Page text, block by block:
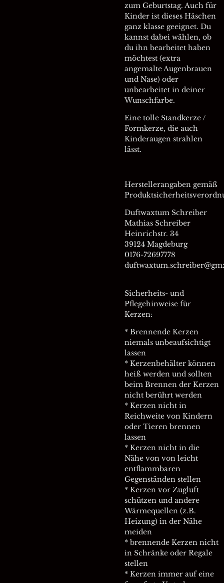
zum Geburtstag. Auch für
Kinder ist dieses Häschen
ganz klasse geeignet. Du
kannst dabei wählen, ob
du ihn bearbeitet haben
möchtest (extra
angemalte Augenbrauen
und Nase) oder
unbearbeitet in deiner
Wunschfarbe.
Eine tolle Standkerze /
Formkerze, die auch
Kinderaugen strahlen
lässt.
Herstellerangaben gemäß
Duftwaxtum Schreiber
Mathias Schreiber
Heinrichstr. 34
39124 Magdeburg
0176-72697778
Sicherheits- und
Pflegehinweise für
Kerzen:
* Brennende Kerzen
niemals unbeaufsichtigt
lassen
* Kerzenbehälter können
heiß werden und sollten
beim Brennen der Kerzen
nicht berührt werden
* Kerzen nicht in
Reichweite von Kindern
oder Tieren brennen
lassen
* Kerzen nicht in die
Nähe von von leicht
entflammbaren
Gegenständen stellen
* Kerzen vor Zugluft
schützen und andere
Wärmequellen (z.B.
Heizung) in der Nähe
meiden
* brennende Kerzen nicht
in Schränke oder Regale
stellen
* Kerzen immer auf eine